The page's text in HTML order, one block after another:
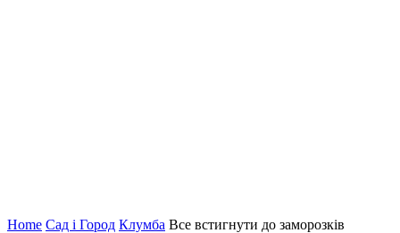
Home Сад і Город Клумба Все встигнути до заморозків